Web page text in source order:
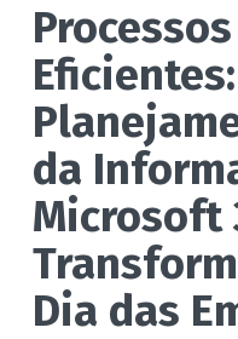
da
Microsoft
Dia das